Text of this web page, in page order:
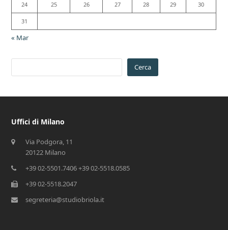
24 25 26 27 28 29 30
31
« Mar
Cerca
Uffici di Milano
Via Podgora, 11
20122 Milano
+39 02-5501.7406 +39 02-5518.0585
+39 02-5518.2047
segreteria@studiobriola.it